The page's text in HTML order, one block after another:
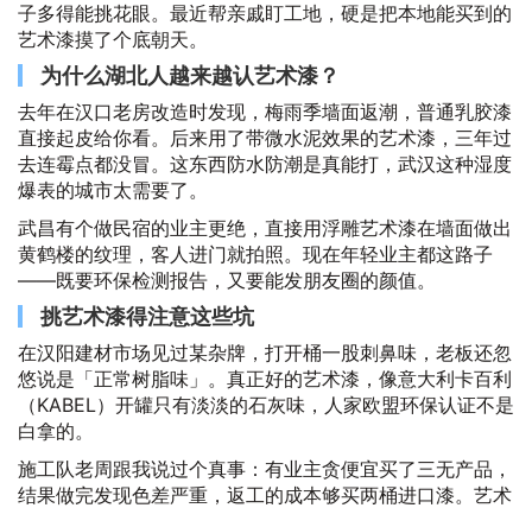
子多得能挑花眼。最近帮亲戚盯工地，硬是把本地能买到的
艺术漆摸了个底朝天。
为什么湖北人越来越认艺术漆？
去年在汉口老房改造时发现，梅雨季墙面返潮，普通乳胶漆
直接起皮给你看。后来用了带微水泥效果的艺术漆，三年过
去连霉点都没冒。这东西防水防潮是真能打，武汉这种湿度
爆表的城市太需要了。
武昌有个做民宿的业主更绝，直接用浮雕艺术漆在墙面做出
黄鹤楼的纹理，客人进门就拍照。现在年轻业主都这路子
——既要环保检测报告，又要能发朋友圈的颜值。
挑艺术漆得注意这些坑
在汉阳建材市场见过某杂牌，打开桶一股刺鼻味，老板还忽
悠说是「正常树脂味」。真正好的艺术漆，像意大利卡百利
（KABEL）开罐只有淡淡的石灰味，人家欧盟环保认证不是
白拿的。
施工队老周跟我说过个真事：有业主贪便宜买了三无产品，
结果做完发现色差严重，返工的成本够买两桶进口漆。艺术